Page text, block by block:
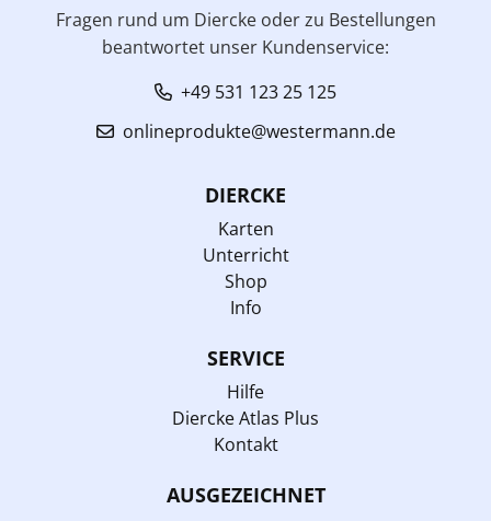
Fragen rund um Diercke oder zu Bestellungen
beantwortet unser Kundenservice:
+49 531 123 25 125
onlineprodukte@westermann.de
DIERCKE
Karten
Unterricht
Shop
Info
SERVICE
Hilfe
Diercke Atlas Plus
Kontakt
AUSGEZEICHNET